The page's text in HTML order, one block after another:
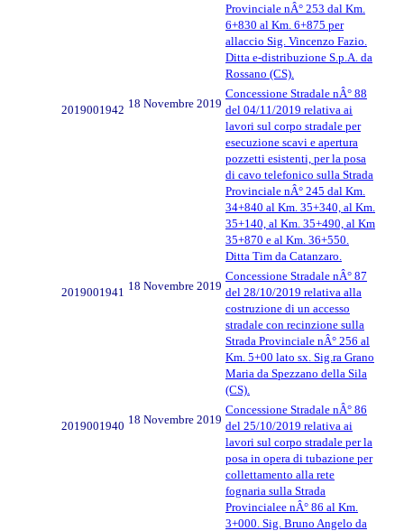
Provinciale nÂ° 253 dal Km.
6+830 al Km. 6+875 per
allaccio Sig. Vincenzo Fazio.
Ditta e-distribuzione S.p.A. da
Rossano (CS).
2019001942 18 Novembre 2019
Concessione Stradale nÂ° 88
del 04/11/2019 relativa ai
lavori sul corpo stradale per
esecuzione scavi e apertura
pozzetti esistenti, per la posa
di cavo telefonico sulla Strada
Provinciale nÂ° 245 dal Km.
34+840 al Km. 35+340, al Km.
35+140, al Km. 35+490, al Km
35+870 e al Km. 36+550.
Ditta Tim da Catanzaro.
2019001941 18 Novembre 2019
Concessione Stradale nÂ° 87
del 28/10/2019 relativa alla
costruzione di un accesso
stradale con recinzione sulla
Strada Provinciale nÂ° 256 al
Km. 5+00 lato sx. Sig.ra Grano
Maria da Spezzano della Sila
(CS).
2019001940 18 Novembre 2019
Concessione Stradale nÂ° 86
del 25/10/2019 relativa ai
lavori sul corpo stradale per la
posa in opera di tubazione per
collettamento alla rete
fognaria sulla Strada
Provincialee nÂ° 86 al Km.
3+000. Sig. Bruno Angelo da